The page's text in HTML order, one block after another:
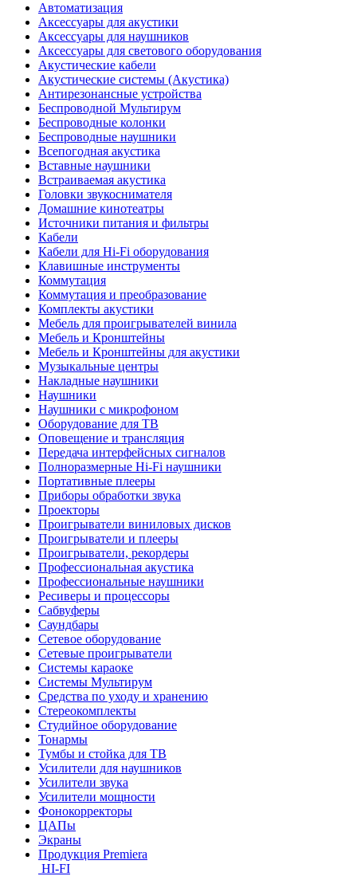
Автоматизация
Аксессуары для акустики
Аксессуары для наушников
Аксессуары для светового оборудования
Акустические кабели
Акустические системы (Акустика)
Антирезонансные устройства
Беспроводной Мультирум
Беспроводные колонки
Беспроводные наушники
Всепогодная акустика
Вставные наушники
Встраиваемая акустика
Головки звукоснимателя
Домашние кинотеатры
Источники питания и фильтры
Кабели
Кабели для Hi-Fi оборудования
Клавишные инструменты
Коммутация
Коммутация и преобразование
Комплекты акустики
Мебель для проигрывателей винила
Мебель и Кронштейны
Мебель и Кронштейны для акустики
Музыкальные центры
Накладные наушники
Наушники
Наушники с микрофоном
Оборудование для ТВ
Оповещение и трансляция
Передача интерфейсных сигналов
Полноразмерные Hi-Fi наушники
Портативные плееры
Приборы обработки звука
Проекторы
Проигрыватели виниловых дисков
Проигрыватели и плееры
Проигрыватели, рекордеры
Профессиональная акустика
Профессиональные наушники
Ресиверы и процессоры
Сабвуферы
Саундбары
Сетевое оборудование
Сетевые проигрыватели
Системы караоке
Системы Мультирум
Средства по уходу и хранению
Стереокомплекты
Студийное оборудование
Тонармы
Тумбы и стойка для ТВ
Усилители для наушников
Усилители звука
Усилители мощности
Фонокорректоры
ЦАПы
Экраны
Продукция Premiera
HI-FI